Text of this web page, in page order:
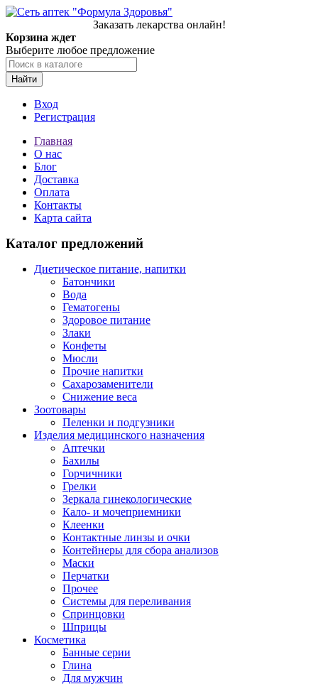
Заказать лекарства онлайн!
Корзина ждет
Выберите любое предложение
Найти
Вход
Регистрация
Главная
О нас
Блог
Доставка
Оплата
Контакты
Карта сайта
Каталог предложений
Диетическое питание, напитки
Батончики
Вода
Гематогены
Здоровое питание
Злаки
Конфеты
Мюсли
Прочие напитки
Сахарозаменители
Снижение веса
Зоотовары
Пеленки и подгузники
Изделия медицинского назначения
Аптечки
Бахилы
Горчичники
Грелки
Зеркала гинекологические
Кало- и мочеприемники
Клеенки
Контактные линзы и очки
Контейнеры для сбора анализов
Маски
Перчатки
Прочее
Системы для переливания
Спринцовки
Шприцы
Косметика
Банные серии
Глина
Для мужчин